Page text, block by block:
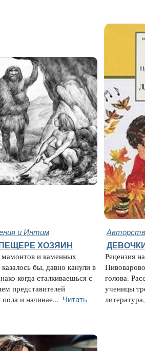
и Интим
ХОЗЯИН
и каменных
бы, давно канули в
когда сталкиваешься с
представителей
пола и начинае... Читать
Рецензия
голова.
ученицы